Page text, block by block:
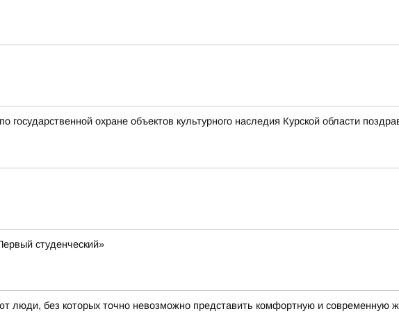
охране объектов культурного наследия Курской области
студенческий»
люди, без которых точно невозможно представить комфортную и современную